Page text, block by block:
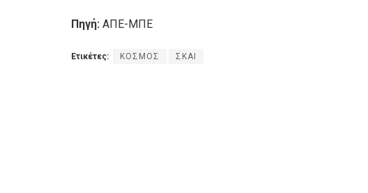
Πηγή: ΑΠΕ-ΜΠΕ
Ετικέτες: ΚΟΣΜΟΣ ΣΚΑΙ